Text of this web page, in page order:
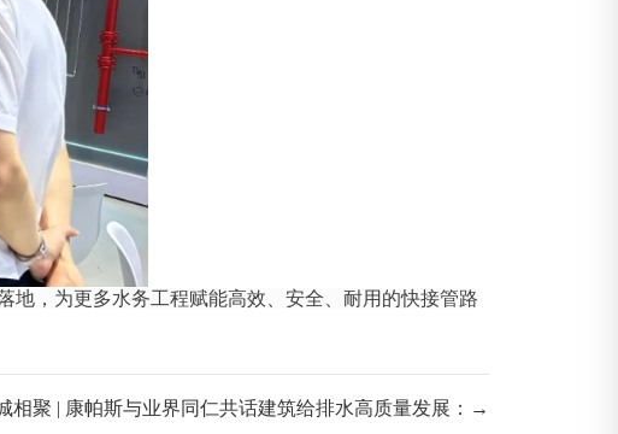
地，为更多水务工程赋能高效、安全、耐用的快接管路
相聚 | 康帕斯与业界同仁共话建筑给排水高质量发展：→